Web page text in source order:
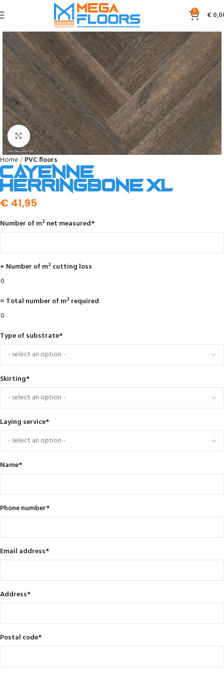
0 €
Home PVC floors
Cayenne
Herringbone XL
€ 41,95
Number of m² net measured*
+ Number of m² cutting loss
= Total number of m² required
Type of substrate*
Skirting*
Laying service*
Name*
Phone number*
Email address*
Address*
Postal code*
Click to enlarge